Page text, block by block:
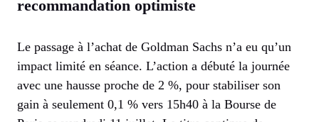
recommandation optimiste
Le passage à l’achat de Goldman Sachs n’a eu qu’un
impact limité en séance. L’action a débuté la journée
avec une hausse proche de 2 %, pour stabiliser son
gain à seulement 0,1 % vers 15h40 à la Bourse de